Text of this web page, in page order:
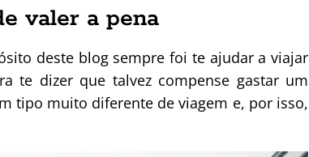
valer a pena
deste blog sempre foi te ajudar a viajar
te dizer que talvez compense gastar um
tipo muito diferente de viagem e, por isso,